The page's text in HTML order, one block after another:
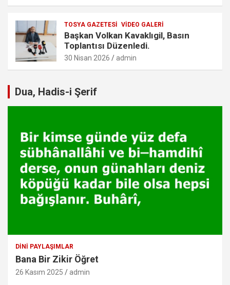
TOSYA GAZETESI VIDEO GALERI
Başkan Volkan Kavaklıgil, Basın
Toplantısı Düzenledi.
30 Nisan 2026 admin
Dua, Hadis-i Şerif
DINI PAYLAŞIMLAR
Bana Bir Zikir Öğret
26 Kasım 2025 admin